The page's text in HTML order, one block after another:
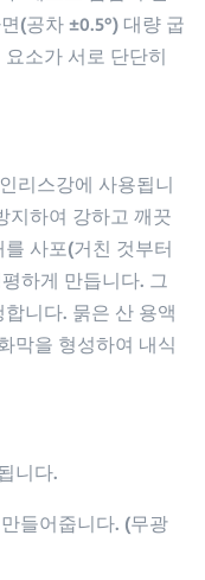
(공차 ±0.5°) 대량 굽
소가 서로 단단히
리스강에 사용됩니
지하여 강하고 깨끗
사포(거친 것부터
하게 만듭니다. 그
니다. 묽은 산 용액
막을 형성하여 내식
니다.
들어줍니다. (무광